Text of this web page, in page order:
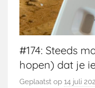
#174: Steeds
hopen) dat je
Geplaatst op 14 juli